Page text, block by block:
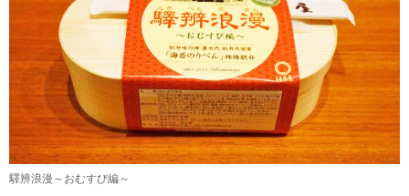
驛辨浪漫～おむすび編～